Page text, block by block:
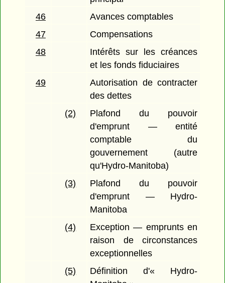
46
Avances comptables
47
Compensations
48
Intérêts sur les créances
et les fonds fiduciaires
49
Autorisation de contracter
des dettes
(2)
Plafond du pouvoir
d'emprunt — entité
comptable du
gouvernement (autre
qu'Hydro-Manitoba)
(3)
Plafond du pouvoir
d'emprunt — Hydro-
Manitoba
(4)
Exception — emprunts en
raison de circonstances
exceptionnelles
(5)
Définition d'« Hydro-